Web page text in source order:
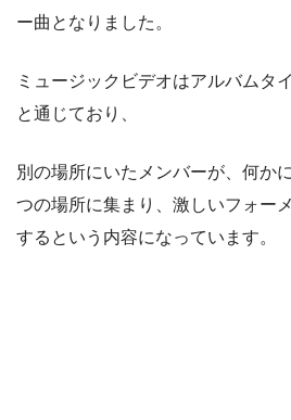
ー曲となりました。
ミュージックビデオはアルバムタ
と通じており、
別の場所にいたメンバーが、何か
つの場所に集まり、激しいフォー
するという内容になっています。